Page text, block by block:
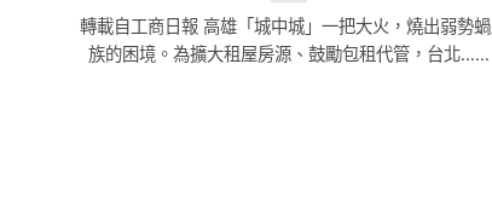
轉載自工商日報 高雄「城中城」一把大火，燒出弱勢
族的困境。為擴大租屋房源、鼓勵包租代管，台北......